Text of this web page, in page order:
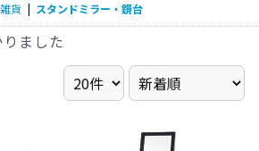
貨 | スタンドミラー・鏡台
ました